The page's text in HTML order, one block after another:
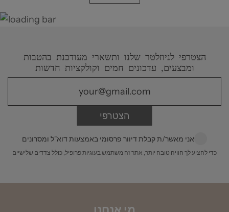
הצטרפי לניוזלטר שלנו ותשארי מעודכנת בהטבות
ומבצעים, עדכונים חמים וקולקציות חדשות
הצטרפי
אני מאשר/ת קבלת דיוור פרסומי באמצעות דוא"ל ומסרונים
כדי להציע לך חוויה טובה יותר, אתר זה משתמש בעוגיות פרופיל, כולל צדדים שלישיים